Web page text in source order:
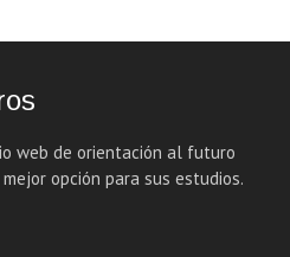
web de orientación al futuro
opción para sus estudios.